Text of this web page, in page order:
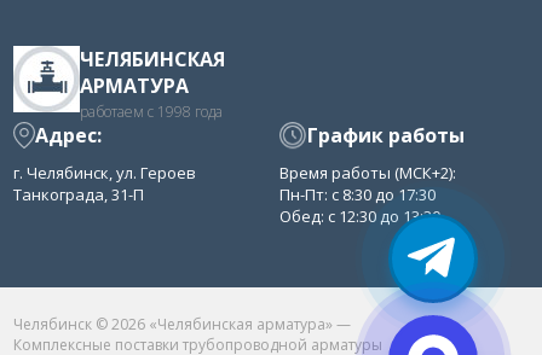
ЧЕЛЯБИНСКАЯ
АРМАТУРА
работаем с 1998 года
Адрес:
г. Челябинск, ул. Героев
Танкограда, 31-П
График работы
Время работы (МСК+2):
Пн-Пт: с 8:30 до 17:30
Обед: с 12:30 до 13:30
Челябинск © 2026 «Челябинская арматура» —
Комплексные поставки трубопроводной арматуры